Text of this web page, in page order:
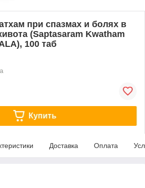
при спазмах и болях в
(Saptasaram Kwatham
100 таб
Купить
Доставка Оплата